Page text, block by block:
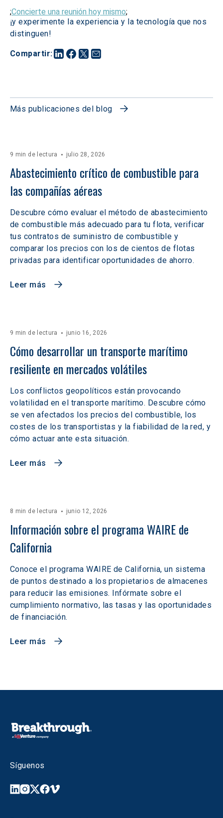
Compartir:
;Concierte una reunión hoy mismo;
¡y experimente la experiencia y la tecnología que nos
distinguen!
Más publicaciones del blog
9 min de lectura julio 28, 2026
Abastecimiento crítico de combustible para
las compañías aéreas
Descubre cómo evaluar el método de abastecimiento
de combustible más adecuado para tu flota, verificar
tus contratos de suministro de combustible y
comparar los precios con los de cientos de flotas
privadas para identificar oportunidades de ahorro.
Leer más
9 min de lectura junio 16, 2026
Cómo desarrollar un transporte marítimo
resiliente en mercados volátiles
Los conflictos geopolíticos están provocando
volatilidad en el transporte marítimo. Descubre cómo
se ven afectados los precios del combustible, los
costes de los transportistas y la fiabilidad de la red, y
cómo actuar ante esta situación.
Leer más
8 min de lectura junio 12, 2026
Información sobre el programa WAIRE de
California
Conoce el programa WAIRE de California, un sistema
de puntos destinado a los propietarios de almacenes
para reducir las emisiones. Infórmate sobre el
cumplimiento normativo, las tasas y las oportunidades
de financiación.
Leer más
Síguenos